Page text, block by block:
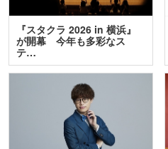
『スタクラ 2026 in 横浜』
が開幕 今年も多彩なス
テ…